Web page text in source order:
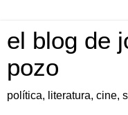
el blog de
pozo
política, literatura, cine,